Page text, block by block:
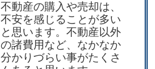
不動産の購入や売却は、
不安を感じることが多い
と思います。不動産以外
の諸費用など、なかなか
分かりづらい事がたくさ